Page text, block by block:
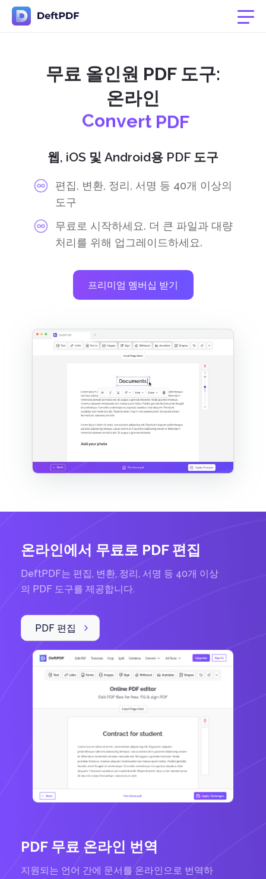
무료 올인원 PDF 도구:
온라인
nvert P
Split P DF
P DF Editor
Document Tr anslator
웹, iOS 및 Android용 PDF 도구
편집, 변환, 정리, 서명 등 40개 이상의
도구
무료로 시작하세요. 더 큰 파일과 대량
처리를 위해 업그레이드하세요.
프리미엄 멤버십 받기
온라인에서 무료로 PDF 편집
DeftPDF는 편집, 변환, 정리, 서명 등 40개 이상
의 PDF 도구를 제공합니다.
PDF 편집
PDF 무료 온라인 번역
지원되는 언어 간에 문서를 온라인으로 번역하